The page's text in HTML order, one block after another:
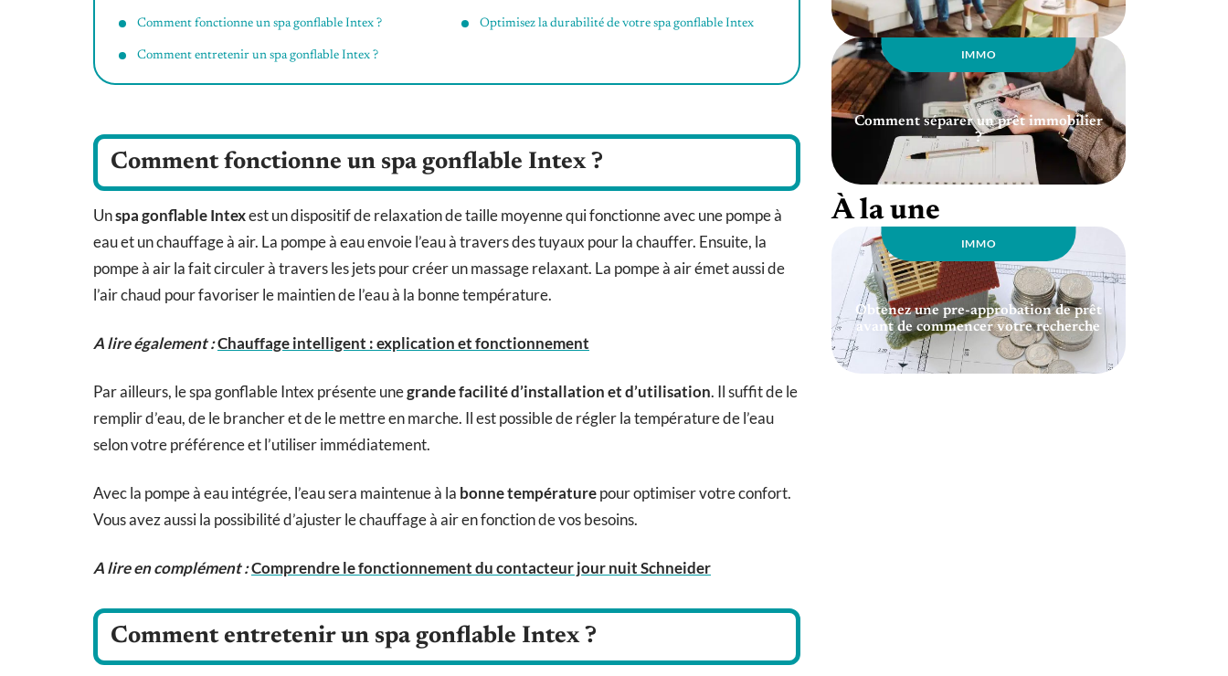
Comment fonctionne un spa gonflable Intex ?
Comment entretenir un spa gonflable Intex ?
Optimisez la durabilité de votre spa gonflable Intex
Comment fonctionne un spa gonflable Intex ?
Unspa gonflable Intexest un dispositif de relaxation de taille moyenne qui fonctionne avec une pompe à
eau et un chauffage à air. La pompe à eau envoie l’eau à travers des tuyaux pour la chauffer. Ensuite, la
pompe à air la fait circuler à travers les jets pour créer un massage relaxant. La pompe à air émet aussi de
l’air chaud pour favoriser le maintien de l’eau à la bonne température.
A lire également :Chauffage intelligent : explication et fonctionnement
Par ailleurs, le spa gonflable Intex présente unegrande facilité d’installation et d’utilisation. Il suffit de le
remplir d’eau, de le brancher et de le mettre en marche. Il est possible de régler la température de l’eau
selon votre préférence et l’utiliser immédiatement.
Avec la pompe à eau intégrée, l’eau sera maintenue à la bonne températurepour optimiser votre confort.
Vous avez aussi la possibilité d’ajuster le chauffage à air en fonction de vos besoins.
A lire en complément :Comprendre le fonctionnement du contacteur jour nuit Schneider
Comment entretenir un spa gonflable Intex ?
IMMO
Comment séparer un prêt immobilier
?
À la une
IMMO
Obtenez une pre-approbation de prêt
avant de commencer votre recherche